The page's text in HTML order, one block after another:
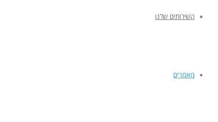
השירותים שלנו
מאמרים